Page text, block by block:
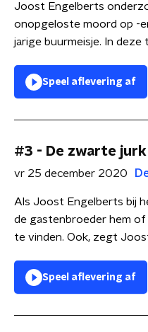
Joost Engelberts
onopgeloste moord op -
jarige buurmeisje. In deze
Speel aflevering af
#3 - De zwarte jurk
vr 25 december 2020
Als Joost Engelberts bij
de gastenbroeder hem
te vinden. Ook, zegt
Speel aflevering af